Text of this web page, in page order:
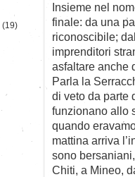
Insieme nel
finale: da una
riconoscibile;
imprenditori
asfaltare anche
Parla la
di veto da parte
funzionano allo
quando
mattina arriva
sono
Chiti, a Mineo,
(19)